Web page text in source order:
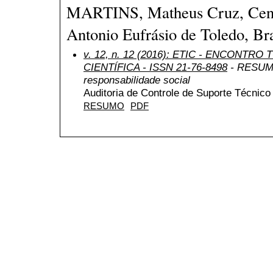
MARTINS, Matheus Cruz,
Antonio Eufrásio de Toledo,
v. 12, n. 12 (2016): ETIC - ENCONTRO
CIENTÍFICA - ISSN 21-76-8498-
responsabilidade social
Auditoria de Controle de Suporte Técnico
RESUMO PDF